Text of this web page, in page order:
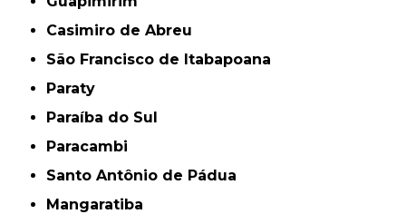
Casimiro de Abreu
São Francisco de Itabapoana
Paraty
Paraíba do Sul
Paracambi
Santo Antônio de Pádua
Mangaratiba